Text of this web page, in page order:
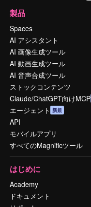
製品
Spaces
AI アシスタント
AI 画像生成ツール
AI 動画生成ツール
AI 音声合成ツール
ストックコンテンツ
Claude/ChatGPT向けMCP
エージェント 新規
API
モバイルアプリ
すべてのMagnificツール
はじめに
Academy
ドキュメント